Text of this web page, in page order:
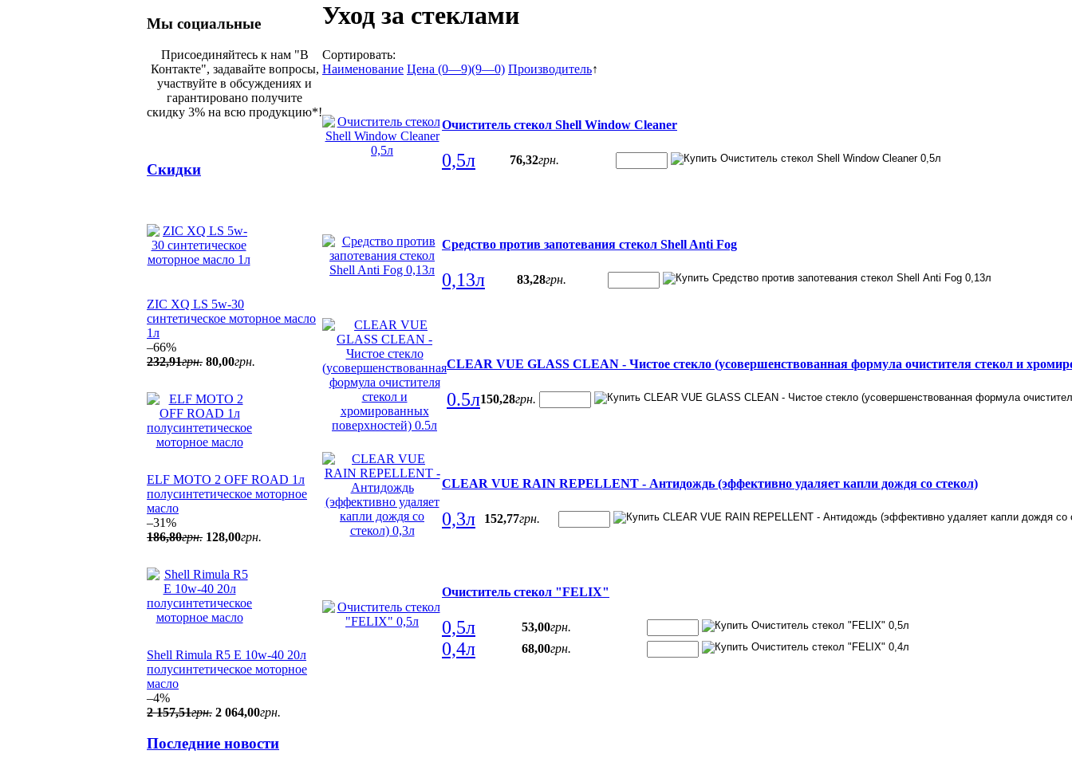
Мы социальные
Присоединяйтесь к нам "В
Контакте", задавайте вопросы,
участвуйте в обсуждениях и
гарантировано получите
скидку 3% на всю продукцию*!
Скидки
ZIC XQ LS 5w-30
синтетическое моторное масло
1л
–66%
232,91грн. 80,00грн.
ELF MOTO 2 OFF ROAD 1л
полусинтетическое моторное
масло
–31%
186,80грн. 128,00грн.
Shell Rimula R5 E 10w-40 20л
полусинтетическое моторное
масло
–4%
2 157,51грн. 2 064,00грн.
Последние новости
Уход за стеклами
Сортировать:
Наименование Цена (0—9)(9—0) Производитель↑
Очиститель стекол Shell Window Cleaner
0,5л 76,32грн.
Средство против запотевания стекол Shell Anti Fog
0,13л 83,28грн.
CLEAR VUE GLASS CLEAN - Чистое стекло (усовершенствованная формула очистителя стекол и
0.5л150,28грн.
CLEAR VUE RAIN REPELLENT - Антидождь (эффективно удаляет капли дождя со стекол)
0,3л 152,77грн.
Очиститель стекол "FELIX"
0,5л 53,00грн.
0,4л 68,00грн.